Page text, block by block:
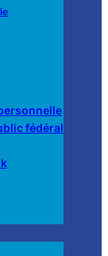
fédéral